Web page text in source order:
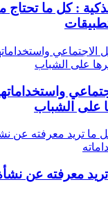
: كل ما تحتاج
على الشباب
معرفته عن